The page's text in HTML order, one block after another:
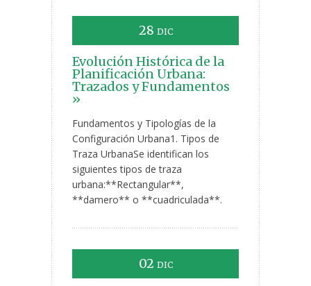
28 DIC
Evolución Histórica de la
Planificación Urbana:
Trazados y Fundamentos
»
Fundamentos y Tipologías de la
Configuración Urbana1. Tipos de
Traza UrbanaSe identifican los
siguientes tipos de traza
urbana:**Rectangular**,
**damero** o **cuadriculada**.
02 DIC